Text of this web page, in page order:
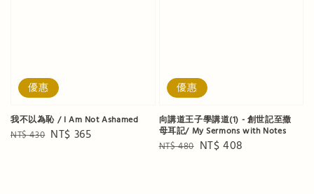
優惠
我不以為恥 / I Am Not Ashamed
Regular
NT$ 430 Sale
NT$ 365
優惠
向講道王子學講道(1) - 創世記至撒
母耳記/ My Sermons with Notes
Regular
NT$ 480 Sale
NT$ 408